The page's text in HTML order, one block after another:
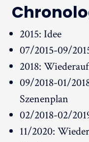
2015: Idee
07/2015-09/
2018:
09/2018-01/
Szenenplan
02/2018-02/
11/2020: